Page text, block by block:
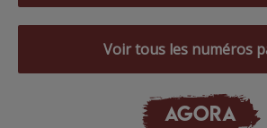
Voir tous les numéros
AGORA